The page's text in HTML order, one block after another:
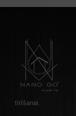
tīrīšanai.